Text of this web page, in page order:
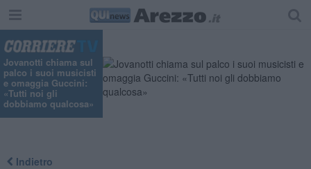
Jovanotti chiama sul
palco i suoi musicisti
e omaggia Guccini:
«Tutti noi gli
dobbiamo qualcosa»
Indietro